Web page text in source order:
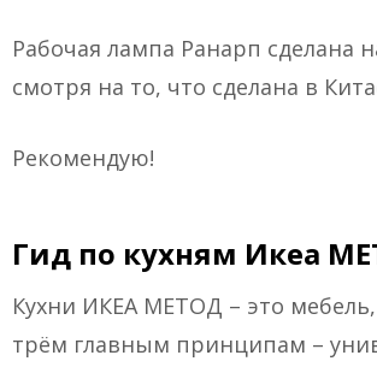
Рабочая лампа Ранарп сделана
смотря на то, что сделана в
Рекомендую!
Гид по кухням Икеа
Кухни ИКЕА МЕТОД – это
трём главным принципам –